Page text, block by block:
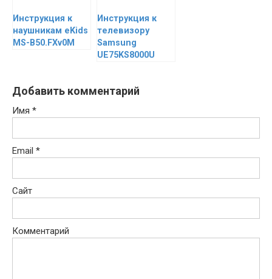
Инструкция к
наушникам eKids
MS-B50.FXv0M
Инструкция к
телевизору
Samsung
UE75KS8000U
Добавить комментарий
Имя *
Email *
Сайт
Комментарий